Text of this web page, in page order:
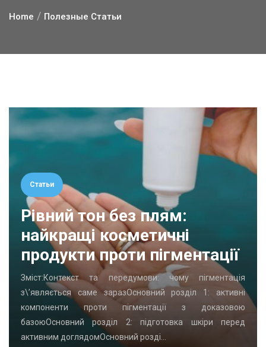
Home Полезные Статьи
Статьи
Рівний тон без плям:
найкращі косметичні
продукти проти пігментації
Зміст:Контекст та передумови: чому пігментація
з\’являється саме заразОсновний розділ 1: активні
компоненти проти пігментації з доказовою
базоюОсновний розділ 2: підготовка шкіри перед
активним доглядомОсновний розді…